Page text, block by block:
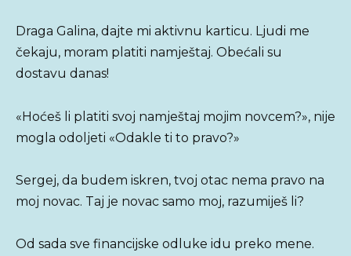
Draga Galina, dajte mi aktivnu karticu. Ljudi me
čekaju, moram platiti namještaj. Obećali su
dostavu danas!
«Hoćeš li platiti svoj namještaj mojim novcem?», nije
mogla odoljeti «Odakle ti to pravo?»
Sergej, da budem iskren, tvoj otac nema pravo na
moj novac. Taj je novac samo moj, razumiješ li?
Od sada sve financijske odluke idu preko mene.